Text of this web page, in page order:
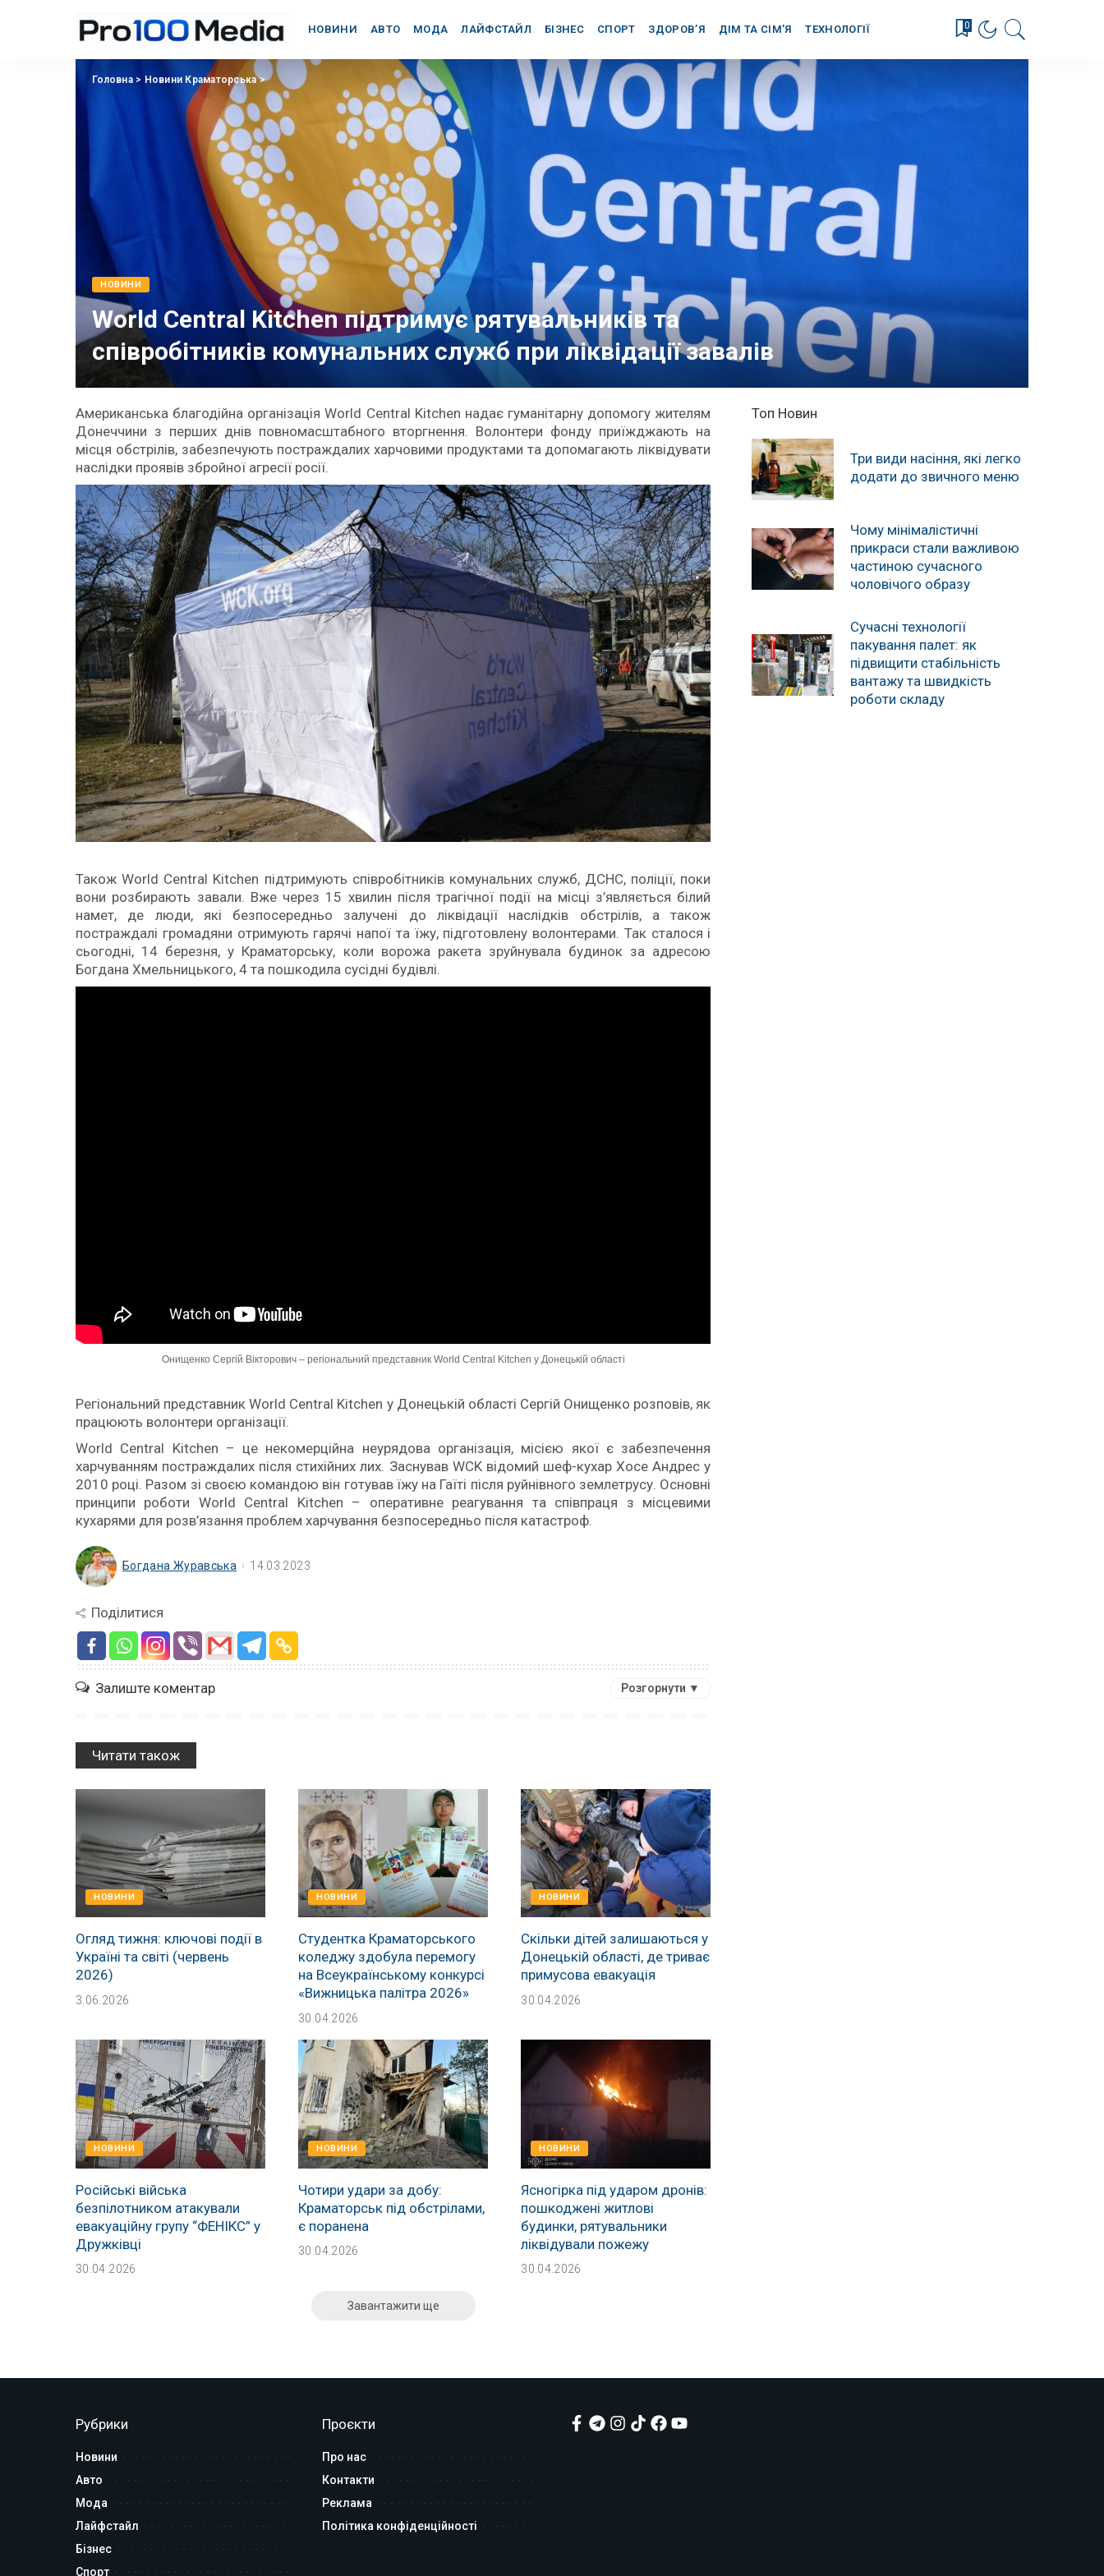
НОВИНИ АВТО МОДА ЛАЙФСТАЙЛ БІЗНЕС СПОРТ ЗДОРОВ’Я ДІМ ТА СІМ’Я ТЕХНОЛОГІЇ 0
Головна> Новини Краматорська>
НОВИНИ
World Central Kitchen підтримує рятувальників та
співробітників комунальних служб при ліквідації завалів
Американська благодійна організація World Central Kitchen надає гуманітарну допомогу жителям
Донеччини з перших днів повномасштабного вторгнення. Волонтери фонду приїжджають на
місця обстрілів, забезпечують постраждалих харчовими продуктами та допомагають ліквідувати
наслідки проявів збройної агресії росії.
Також World Central Kitchen підтримують співробітників комунальних служб, ДСНС, поліції, поки
вони розбирають завали. Вже через 15 хвилин після трагічної події на місці з’являється білий
намет, де люди, які безпосередньо залучені до ліквідації наслідків обстрілів, а також
постраждалі громадяни отримують гарячі напої та їжу, підготовлену волонтерами. Так сталося і
сьогодні, 14 березня, у Краматорську, коли ворожа ракета зруйнувала будинок за адресою
Богдана Хмельницького, 4 та пошкодила сусідні будівлі.
Онищенко Сергій Вікторович – регіональний представник World Central Kitchen у Донецькій області
Регіональний представник World Central Kitchen у Донецькій області Сергій Онищенко розповів, як
працюють волонтери організації.
World Central Kitchen – це некомерційна неурядова організація, місією якої є забезпечення
харчуванням постраждалих після стихійних лих. Заснував WCK відомий шеф-кухар Хосе Андрес у
2010 році. Разом зі своєю командою він готував їжу на Гаїті після руйнівного землетрусу. Основні
принципи роботи World Central Kitchen – оперативне реагування та співпраця з місцевими
кухарями для розв’язання проблем харчування безпосередньо після катастроф.
Богдана Журавська 14.03.2023
Поділитися
Залиште коментар Розгорнути ▼
Читати також
НОВИНИ
Огляд тижня: ключові події в
Україні та світі (червень
2026)
3.06.2026
НОВИНИ
Студентка Краматорського
коледжу здобула перемогу
на Всеукраїнському конкурсі
«Вижницька палітра 2026»
30.04.2026
НОВИНИ
Скільки дітей залишаються у
Донецькій області, де триває
примусова евакуація
30.04.2026
НОВИНИ
Російські війська
безпілотником атакували
евакуаційну групу “ФЕНІКС” у
Дружківці
30.04.2026
НОВИНИ
Чотири удари за добу:
Краматорськ під обстрілами,
є поранена
30.04.2026
НОВИНИ
Ясногірка під ударом дронів:
пошкоджені житлові
будинки, рятувальники
ліквідували пожежу
30.04.2026
Завантажити ще
Топ Новин
Три види насіння, які легко
додати до звичного меню
Чому мінімалістичні
прикраси стали важливою
частиною сучасного
чоловічого образу
Сучасні технології
пакування палет: як
підвищити стабільність
вантажу та швидкість
роботи складу
Рубрики
Новини
Авто
Мода
Лайфстайл
Бізнес
Спорт
Проєкти
Про нас
Контакти
Реклама
Політика конфіденційності